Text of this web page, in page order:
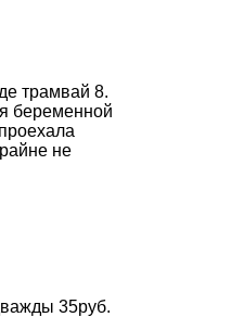
трамвай 8.
беременной
не
35руб.